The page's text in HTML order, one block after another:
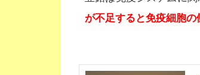
が不足すると免疫細胞の